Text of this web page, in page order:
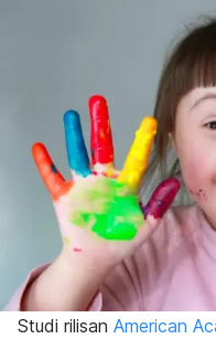
Studi rilisan American